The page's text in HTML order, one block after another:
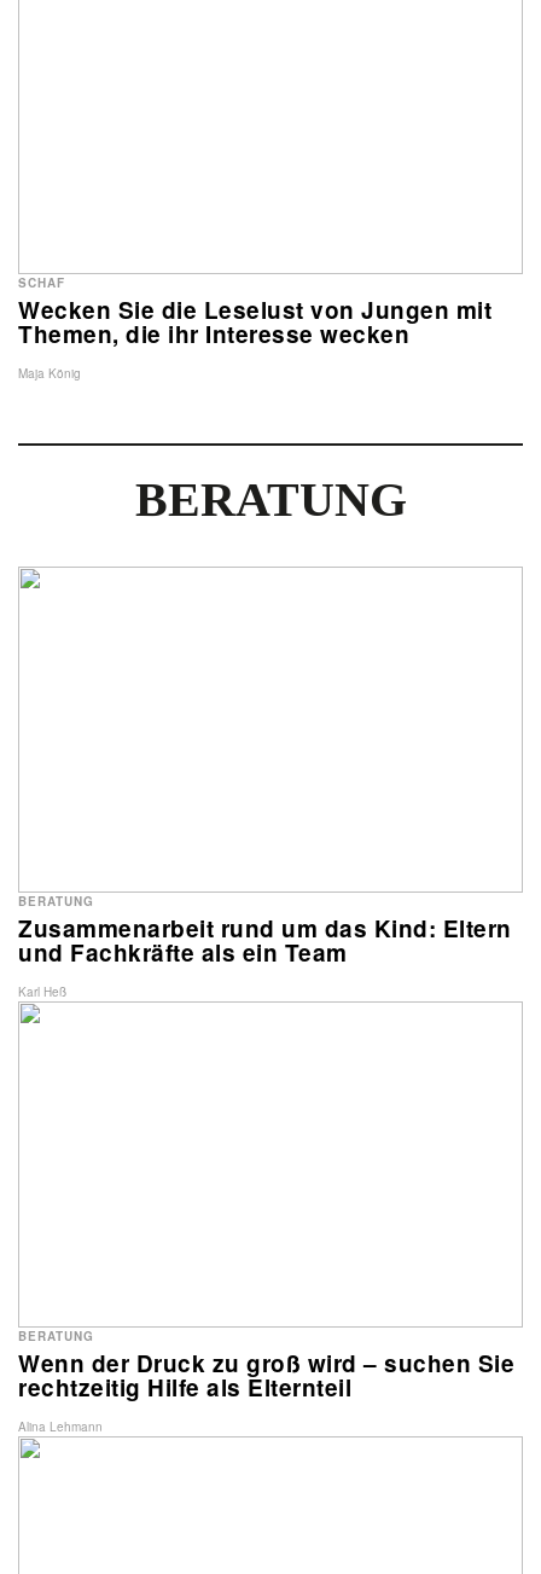
Wecken Sie die Leselust von Jungen mit
Themen, die ihr Interesse wecken
SCHAF
Maja König
BERATUNG
Zusammenarbeit rund um das Kind: Eltern
und Fachkräfte als ein Team
BERATUNG
Karl Heß
Wenn der Druck zu groß wird – suchen Sie
rechtzeitig Hilfe als Elternteil
BERATUNG
Alina Lehmann